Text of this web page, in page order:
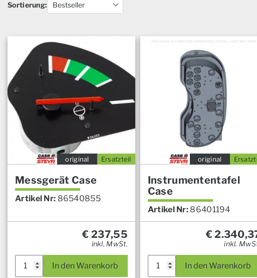
Sortierung:
Ersatzteil
original
Messgerät Case
Artikel Nr: 86540855
€ 237,55
inkl. MwSt.
In den Warenkorb
original
Instrumententafel
Case
Artikel Nr: 86401194
€
inkl.
In den Warenkorb